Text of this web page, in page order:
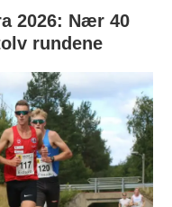
2026: Nær 40
rundene